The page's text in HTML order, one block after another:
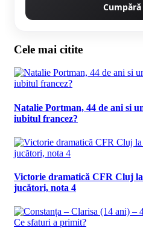
Cele mai citite
Natalie Portman, 44 de ani si
iubitul francez?
Victorie dramatică CFR Cluj
jucători, nota 4